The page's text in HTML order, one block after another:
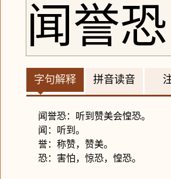
闻誉恐
字句解释 拼音读音
闻誉恐：听到赞美会惶恐。
闻：听到。
誉：称赞，赞美。
恐：害怕，惊恐，惶恐。